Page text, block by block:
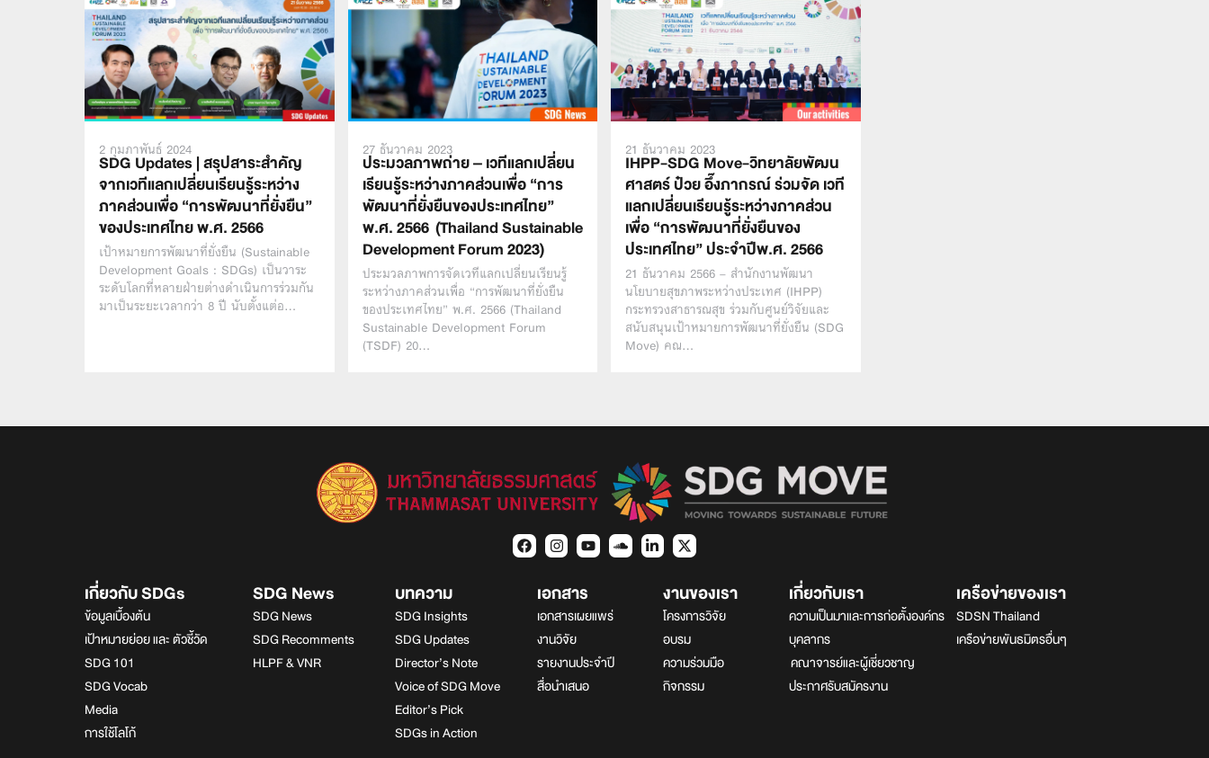
2 กุมภาพันธ์ 2024
SDG Updates | สรุปสาระสำคัญ
จากเวทีแลกเปลี่ยนเรียนรู้ระหว่าง
ภาคส่วนเพื่อ “การพัฒนาที่ยั่งยืน”
ของประเทศไทย พ.ศ. 2566
เป้าหมายการพัฒนาที่ยั่งยืน (Sustainable
Development Goals : SDGs) เป็นวาระ
ระดับโลกที่หลายฝ่ายต่างดำเนินการร่วมกัน
มาเป็นระยะเวลากว่า 8 ปี นับตั้งแต่อ…
27 ธันวาคม 2023
ประมวลภาพถ่าย – เวทีแลกเปลี่ยน
เรียนรู้ระหว่างภาคส่วนเพื่อ “การ
พัฒนาที่ยั่งยืนของประเทศไทย”
พ.ศ. 2566 (Thailand Sustainable
Development Forum 2023)
ประมวลภาพการจัดเวทีแลกเปลี่ยนเรียนรู้
ระหว่างภาคส่วนเพื่อ “การพัฒนาที่ยั่งยืน
ของประเทศไทย” พ.ศ. 2566 (Thailand
Sustainable Development Forum
(TSDF) 20…
21 ธันวาคม 2023
IHPP-SDG Move-วิทยาลัยพัฒน
ศาสตร์ ป๋วย อึ๊งภากรณ์ ร่วมจัด เวที
แลกเปลี่ยนเรียนรู้ระหว่างภาคส่วน
เพื่อ “การพัฒนาที่ยั่งยืนของ
ประเทศไทย” ประจำปีพ.ศ. 2566
21 ธันวาคม 2566 – สำนักงานพัฒนา
นโยบายสุขภาพระหว่างประเทศ (IHPP)
กระทรวงสาธารณสุข ร่วมกับศูนย์วิจัยและ
สนับสนุนเป้าหมายการพัฒนาที่ยั่งยืน (SDG
Move) คณ…
เกี่ยวกับ SDGs
ข้อมูลเบื้องต้น
เป้าหมายย่อย และ ตัวชี้วัด
SDG 101
SDG Vocab
Media
การใช้โลโก้
SDG News
SDG News
SDG Recomments
HLPF & VNR
บทความ
SDG Insights
SDG Updates
Director’s Note
Voice of SDG Move
Editor’s Pick
SDGs in Action
เอกสาร
เอกสารเผยแพร่
งานวิจัย
รายงานประจำปี
สื่อนำเสนอ
งานของเรา
โครงการวิจัย
อบรม
ความร่วมมือ
กิจกรรม
เกี่ยวกับเรา
ความเป็นมาและการก่อตั้งองค์กร
บุคลากร
คณาจารย์และผู้เชี่ยวชาญ
ประกาศรับสมัครงาน
เครือข่ายของเรา
SDSN Thailand
เครือข่ายพันธมิตรอื่นๆ